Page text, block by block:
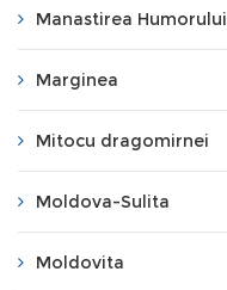
Manastirea Humorului
Marginea
Mitocu dragomirnei
Moldova-Sulita
Moldovita